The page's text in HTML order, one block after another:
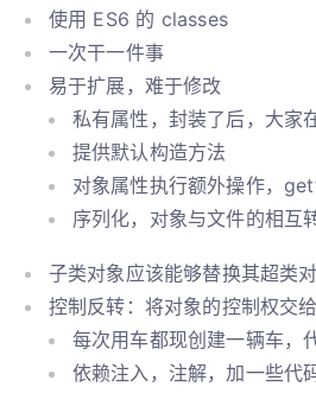
使用 ES6 的 classes
一次干一件事
易于扩展，难于修改
私有属性，封装了后，大家
提供默认构造方法
对象属性执行额外操作，
序列化，对象与文件的相互
子类对象应该能够替换其超类
控制反转：将对象的控制权交
每次用车都现创建一辆车，
依赖注入，注解，加一些代